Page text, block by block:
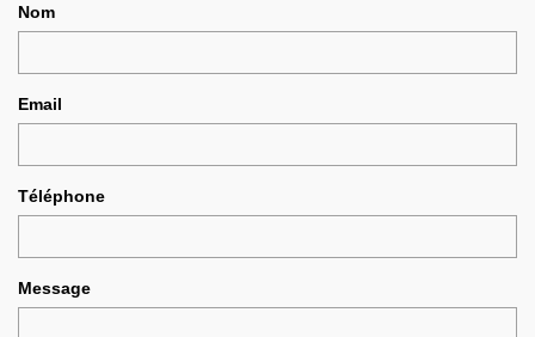
Nom
Email
Téléphone
Message